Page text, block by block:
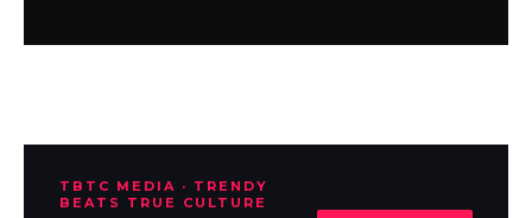
TBTC MEDIA · TRENDY
BEATS TRUE CULTURE